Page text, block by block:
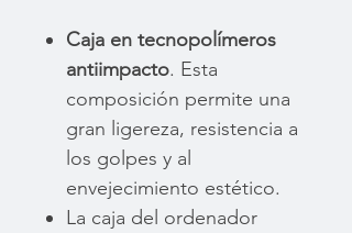
Caja en tecnopolímeros
antiimpacto. Esta
composición permite una
gran ligereza, resistencia a
los golpes y al
envejecimiento estético.
La caja del ordenador